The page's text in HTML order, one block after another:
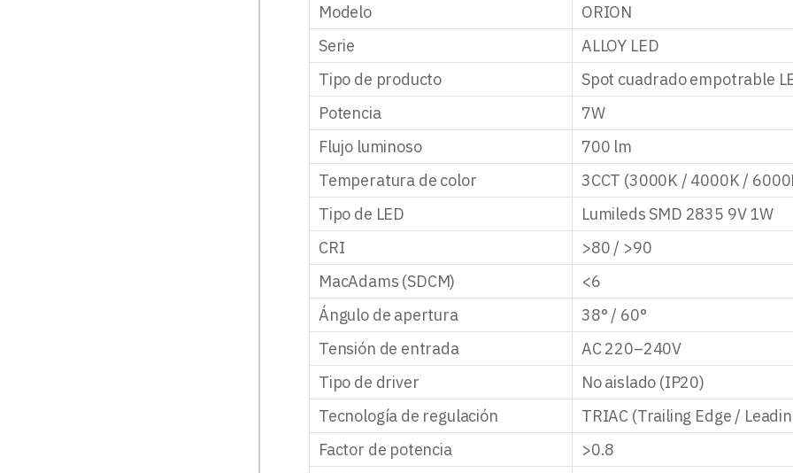
Modelo
ORION
Serie
ALLOY LED
Tipo de producto
Spot cuadrado empotrable
Potencia
7W
Flujo luminoso
700 lm
Temperatura de color
3CCT (3000K / 4000K /
Tipo de LED
Lumileds SMD 2835 9V 1W
CRI
>80 / >90
MacAdams (SDCM)
<6
Ángulo de apertura
38° / 60°
Tensión de entrada
AC 220–240V
Tipo de driver
No aislado (IP20)
Tecnología de regulación
TRIAC (Trailing Edge /
Factor de potencia
>0.8